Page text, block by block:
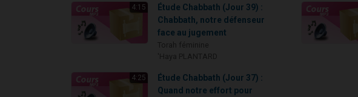
4:15
Étude Chabbath (Jour 39) :
Chabbath, notre défenseur
face au jugement
4:25
Étude Chabbath (Jour 37) :
Quand notre effort pour